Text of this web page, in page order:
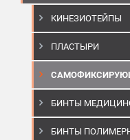
КИНЕЗИОТЕЙПЫ
ПЛАСТЫРИ
БИНТЫ
БИНТЫ